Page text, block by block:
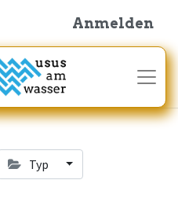
Anmelden
Typ